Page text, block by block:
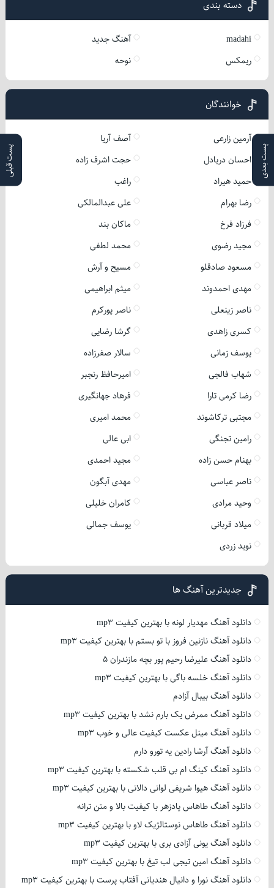
پست بعدی پست قبلی
دسته بندی
madahi
آهنگ جدید
ریمکس
نوحه
خوانندگان
آرمین زارعی
آصف آریا
احسان دریادل
حجت اشرف زاده
حمید هیراد
راغب
رضا بهرام
علی عبدالمالکی
فرزاد فرخ
ماکان بند
مجید رضوی
محمد لطفی
مسعود صادقلو
مسیح و آرش
مهدی احمدوند
میثم ابراهیمی
ناصر زینعلی
ناصر پورکرم
کسری زاهدی
گرشا رضایی
یوسف زمانی
سالار صفرزاده
شهاب فالجی
امیرحافظ رنجبر
رضا کرمی تارا
فرهاد جهانگیری
مجتبی ترکاشوند
محمد امیری
رامین تجنگی
ابی عالی
بهنام حسن زاده
مجید احمدی
ناصر عباسی
مهدی آبگون
وحید مرادی
کامران خلیلی
میلاد قربانی
یوسف جمالی
نوید زردی
جدیدترین آهنگ ها
دانلود آهنگ مهدیار لونه با بهترین کیفیت mp3
دانلود آهنگ نازنین فروز با تو بستم با بهترین کیفیت mp3
دانلود آهنگ علیرضا رحیم پور بچه مازندران 5
دانلود آهنگ خلسه باگی با بهترین کیفیت mp3
دانلود آهنگ بیبال آزادم
دانلود آهنگ ممرض یک بارم نشد با بهترین کیفیت mp3
دانلود آهنگ مینل عکست کیفیت عالی و خوب mp3
دانلود آهنگ آرشا رادین یه تورو دارم
دانلود آهنگ کینگ ام بی قلب شکسته با بهترین کیفیت mp3
دانلود آهنگ هیوا شریفی لوانی دالانی با بهترین کیفیت mp3
دانلود آهنگ طاهاس پادزهر با کیفیت بالا و متن ترانه
دانلود آهنگ طاهاس نوستالژیک لاو با بهترین کیفیت mp3
دانلود آهنگ یونی آزادی بری با بهترین کیفیت mp3
دانلود آهنگ امین تیجی لب تیغ با بهترین کیفیت mp3
دانلود آهنگ نورا و دانیال هندیانی آفتاب پرست با بهترین کیفیت mp3